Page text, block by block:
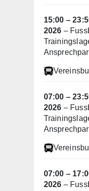
15:00 –
2026 –
07:00 –
2026 –
07:00 –
2026 –